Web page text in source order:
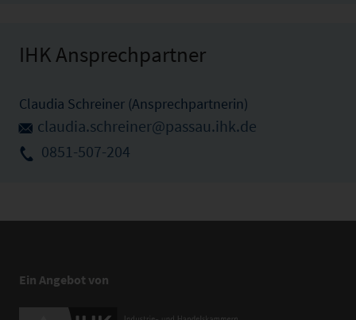
IHK Ansprechpartner
Claudia Schreiner (Ansprechpartnerin)
claudia.schreiner@passau.ihk.de
0851-507-204
Ein Angebot von